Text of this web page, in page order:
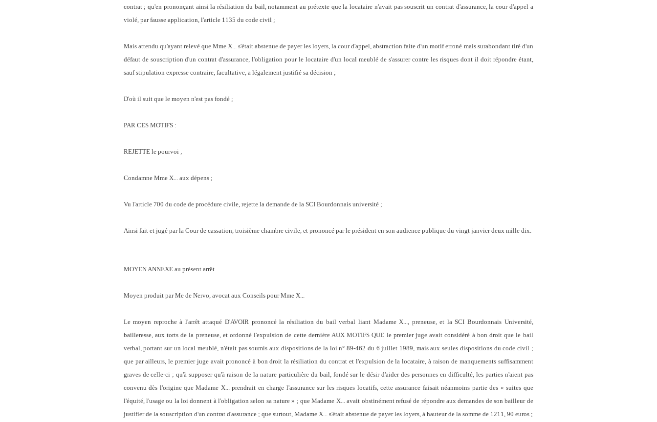
contrat ; qu'en prononçant ainsi la résiliation du bail, notamment au prétexte que la locataire n'avait pas souscrit un contrat d'assurance, la cour d'appel a
violé, par fausse application, l'article 1135 du code civil ;
Mais attendu qu'ayant relevé que Mme X... s'était abstenue de payer les loyers, la cour d'appel, abstraction faite d'unmotif erroné mais surabondant tiré d'un
défaut de souscription d'un contrat d'assurance, l'obligation pour le locataire d'un local meublé de s'assurer contre les risques dont il doit répondre étant,
sauf stipulation expresse contraire, facultative, a légalement justifié sa décision ;
D'où il suit que le moyen n'est pas fondé ;
PAR CES MOTIFS :
REJETTE le pourvoi ;
Condamne Mme X... aux dépens ;
Vu l'article 700 du code de procédure civile, rejette la demande de la SCI Bourdonnais université ;
Ainsi fait et jugé par la Cour de cassation, troisième chambre civile, et prononcé par le président en son audience publique du vingt janvier deux mille dix.
MOYEN ANNEXE au présent arrêt
Moyen produit par Me de Nervo, avocat aux Conseils pour Mme X...
Le moyen reproche à l'arrêt attaqué D'AVOIR prononcé la résiliation du bail verbal liant Madame X..., preneuse, et la SCI Bourdonnais Université,
bailleresse, aux torts de la preneuse, et ordonné l'expulsion de cette dernière AUX MOTIFS QUE le premier juge avait considéré à bon droit que le bail
verbal, portant sur un local meublé, n'était pas soumis aux dispositions de la loi n° 89-462 du 6 juillet 1989, mais aux seules dispositions du code civil ;
que par ailleurs, le premier juge avait prononcé à bon droit la résiliation du contrat et l'expulsion de la locataire, à raison de manquements suffisamment
graves de celle-ci ; qu'à supposer qu'à raison de la nature particulière du bail, fondé sur le désir d'aider des personnes en difficulté, les parties n'aient pas
convenu dès l'origine que Madame X... prendrait en charge l'assurance sur les risques locatifs, cette assurance faisait néanmoins partie des « suites que
l'équité, l'usage ou la loi donnent à l'obligation selon sa nature » ; que Madame X... avait obstinément refusé de répondre aux demandes de son bailleur de
justifier de la souscription d'un contrat d'assurance ; que surtout, Madame X... s'était abstenue de payer les loyers, à hauteur de la somme de 1211, 90 euros ;